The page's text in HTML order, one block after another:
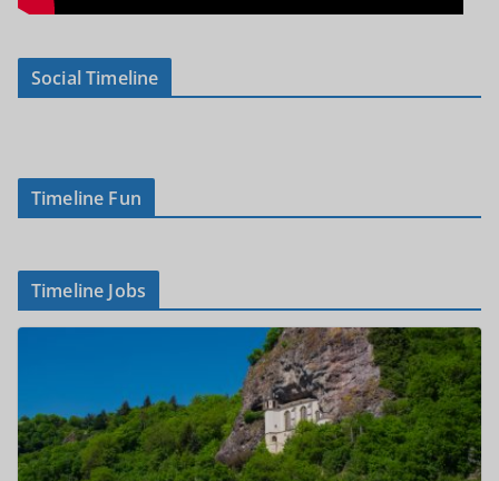
Social Timeline
Timeline Fun
Timeline Jobs